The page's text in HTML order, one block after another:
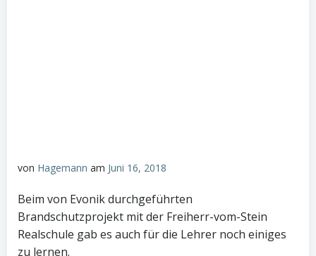
von Hagemann am Juni 16, 2018
Beim von Evonik durchgeführten
Brandschutzprojekt mit der Freiherr-vom-Stein
Realschule gab es auch für die Lehrer noch einiges
zu lernen.